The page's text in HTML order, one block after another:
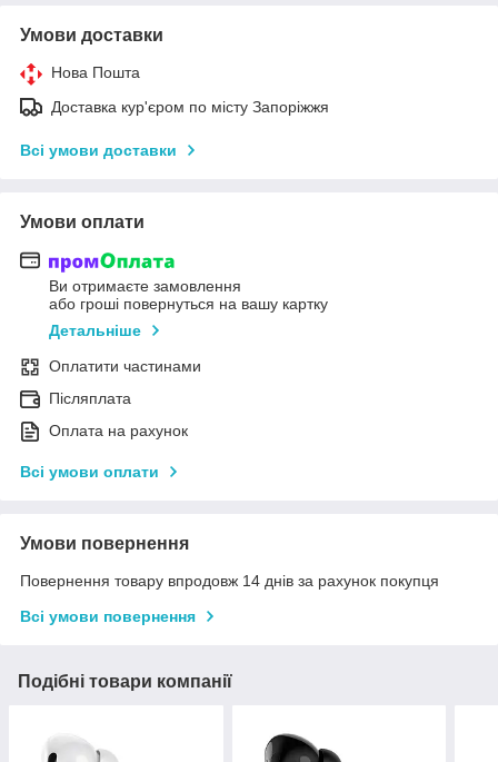
Умови доставки
Нова Пошта
Доставка кур'єром по місту Запоріжжя
Всі умови доставки
Умови оплати
Ви отримаєте замовлення
або гроші повернуться на вашу картку
Детальніше
Оплатити частинами
Післяплата
Оплата на рахунок
Всі умови оплати
Умови повернення
Повернення товару впродовж 14 днів за рахунок покупця
Всі умови повернення
Подібні товари компанії